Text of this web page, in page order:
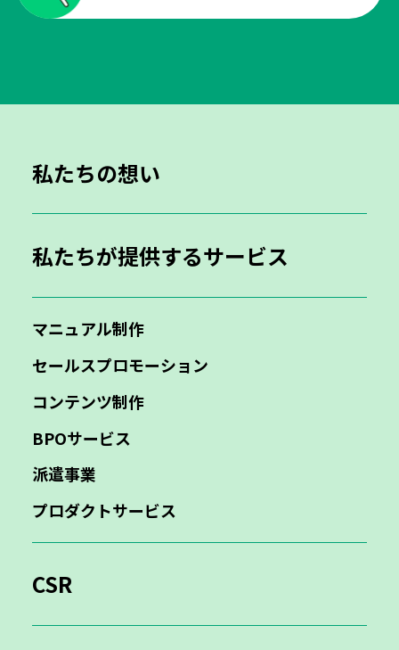
私たちの想い
私たちが提供するサービス
マニュアル制作
セールスプロモーション
コンテンツ制作
BPOサービス
派遣事業
プロダクトサービス
CSR